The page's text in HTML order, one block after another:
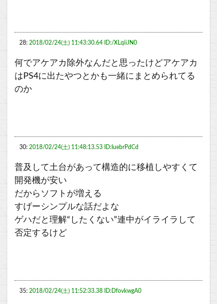
28: 2018/02/24(土) 11:43:30.64 ID:/XLqiiJN0
何でアケアカ除外なんだと思ったけどアケアカ
はPS4に出たやつとかも一緒にまとめられてる
のか
30: 2018/02/24(土) 11:48:13.53 ID:IuebrPdCd
普及して土台があって構造的に移植しやすくて
開発機が安い
だからソフトが増える
すげーシンプルな話だよな
ゲハだと理解“したくない”連中がイライラして
否定するけど
35: 2018/02/24(土) 11:52:33.38 ID:DfovkwgA0